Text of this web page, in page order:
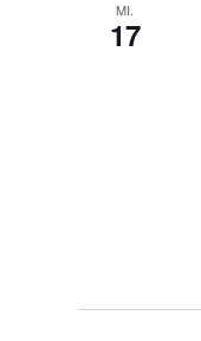
MI.
17